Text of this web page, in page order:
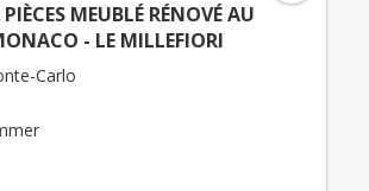
MEUBLÉ RÉNOVÉ AU
- LE MILLEFIORI
Carlo